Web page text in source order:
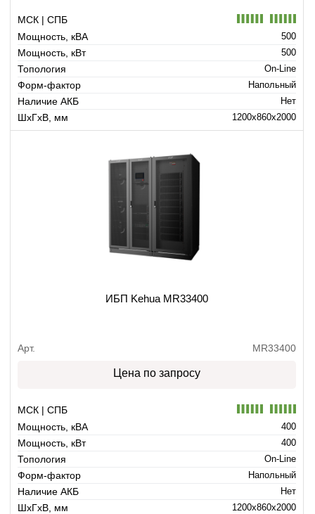
МСК | СПБ
Мощность, кВА
500
Мощность, кВт 500
Топология On-Line
Форм-фактор Напольный
Наличие АКБ Нет
ШхГхВ, мм 1200x860x2000
ИБП Kehua MR33400
Арт. MR33400
Цена по запросу
МСК | СПБ
Мощность, кВА
400
Мощность, кВт 400
Топология On-Line
Форм-фактор Напольный
Наличие АКБ Нет
ШхГхВ, мм 1200x860x2000